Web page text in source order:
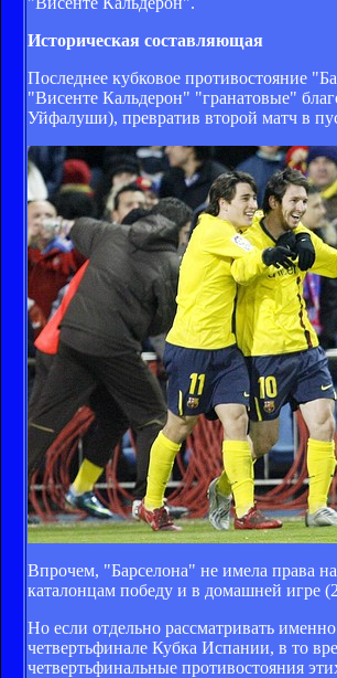
Историческая составляющая
Последнее кубковое противостояние
"Висенте Кальдерон" "гранатовые"
Уйфалуши), превратив второй матч в
Впрочем, "Барселона" не имела права
каталонцам победу и в домашней игре
Но если отдельно рассматривать
четвертьфинале Кубка Испании, в то
четвертьфинальные противостояния